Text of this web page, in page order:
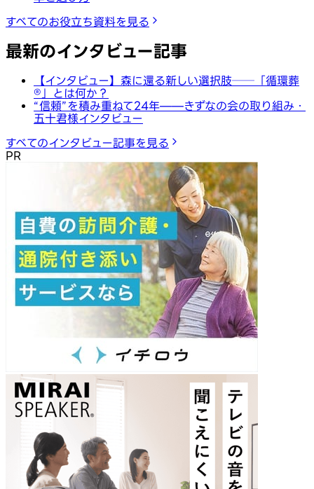
すべてのお役立ち資料を見る
最新のインタビュー記事
【インタビュー】森に還る新しい選択肢──「循環葬
®︎」とは何か？
“信頼”を積み重ねて24年——きずなの会の取り組み・
五十君様インタビュー
すべてのインタビュー記事を見る
PR